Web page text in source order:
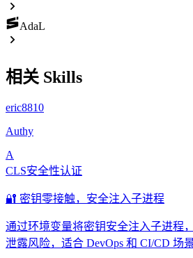
AdaL
相关 Skills
eric8810
Authy
A
CLS安全性认证
🔐 密钥零接触，安全注入子进程
通过环境变量将密钥安全注入子进程
泄露风险，适合 DevOps 和 CI/CD 场景